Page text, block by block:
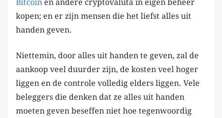
Bitcoin en andere cryptovaluta in eigen beheer
kopen; en er zijn mensen die het liefst alles uit
handen geven.
Niettemin, door alles uit handen te geven, zal de
aankoop veel duurder zijn, de kosten veel hoger
liggen en de controle volledig elders liggen. Vele
beleggers die denken dat ze alles uit handen
moeten geven beseffen niet hoe tegenwoordig